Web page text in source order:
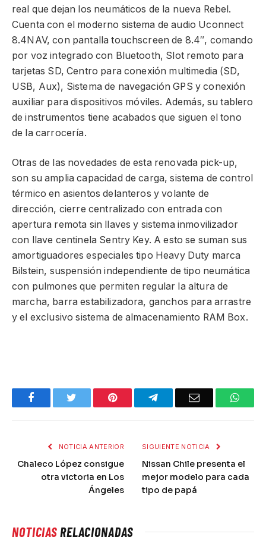
real que dejan los neumáticos de la nueva Rebel.
Cuenta con el moderno sistema de audio Uconnect
8.4NAV, con pantalla touchscreen de 8.4″, comando
por voz integrado con Bluetooth, Slot remoto para
tarjetas SD, Centro para conexión multimedia (SD,
USB, Aux), Sistema de navegación GPS y conexión
auxiliar para dispositivos móviles. Además, su tablero
de instrumentos tiene acabados que siguen el tono
de la carrocería.
Otras de las novedades de esta renovada pick-up,
son su amplia capacidad de carga, sistema de control
térmico en asientos delanteros y volante de
dirección, cierre centralizado con entrada con
apertura remota sin llaves y sistema inmovilizador
con llave centinela Sentry Key. A esto se suman sus
amortiguadores especiales tipo Heavy Duty marca
Bilstein, suspensión independiente de tipo neumática
con pulmones que permiten regular la altura de
marcha, barra estabilizadora, ganchos para arrastre
y el exclusivo sistema de almacenamiento RAM Box.
Facebook Pinterest TelegramEmail
NOTICIA ANTERIOR
Chaleco López consigue
otra victoria en Los
Ángeles
SIGUIENTE NOTICIA
Nissan Chile presenta el
mejor modelo para cada
tipo de papá
NOTICIASRELACIONADAS